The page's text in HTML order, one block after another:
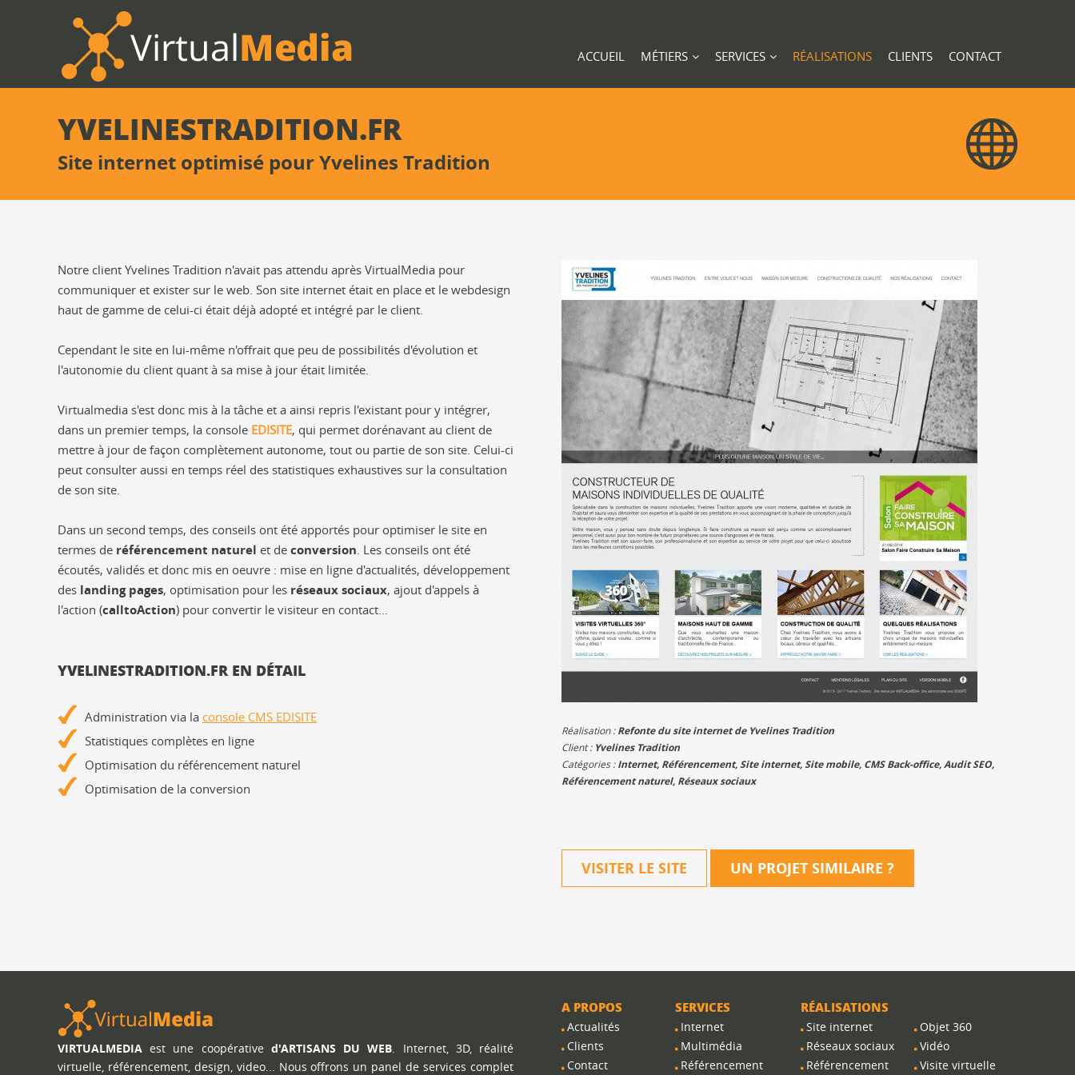
ACCUEIL MÉTIERS SERVICES RÉALISATIONS CLIENTS CONTACT
YVELINESTRADITION.FR
Site internet optimisé pour Yvelines Tradition
Notre client Yvelines Tradition n'avait pas attendu après VirtualMedia pour
communiquer et exister sur le web. Son site internet était en place et le webdesign
haut de gamme de celui-ci était déjà adopté et intégré par le client.
Cependant le site en lui-même n'offrait que peu de possibilités d'évolution et
l'autonomie du client quant à sa mise à jour était limitée.
Virtualmedia s'est donc mis à la tâche et a ainsi repris l'existant pour y intégrer,
dans un premier temps, la console EDISITE, qui permet dorénavant au client de
mettre à jour de façon complètement autonome, tout ou partie de son site. Celui-ci
peut consulter aussi en temps réel des statistiques exhaustives sur la consultation
de son site.
Dans un second temps, des conseils ont été apportés pour optimiser le site en
termes de référencement naturel et de conversion. Les conseils ont été
écoutés, validés et donc mis en oeuvre : mise en ligne d'actualités, développement
des landing pages, optimisation pour les réseaux sociaux, ajout d'appels à
l'action (calltoAction) pour convertir le visiteur en contact...
YVELINESTRADITION.FR EN DÉTAIL
Administration via la console CMS EDISITE
Statistiques complètes en ligne
Optimisation du référencement naturel
Optimisation de la conversion
Réalisation :Refonte du site internet de Yvelines Tradition
Client : Yvelines Tradition
Catégories :Internet, Référencement,Site internet,Site mobile, CMS Back-office,Audit SEO,
Référencement naturel, Réseaux sociaux
VISITER LE SITE UN PROJET SIMILAIRE ?
VIRTUALMEDIAest une coopérative d'ARTISANS DU WEB. Internet, 3D, réalité
virtuelle, référencement, design, video... Nous offrons un panel de services complet
A PROPOS
Actualités
Clients
Contact
SERVICES
Internet
Multimédia
Référencement
RÉALISATIONS
Site internet
Réseaux sociaux
Référencement
Objet 360
Vidéo
Visite virtuelle